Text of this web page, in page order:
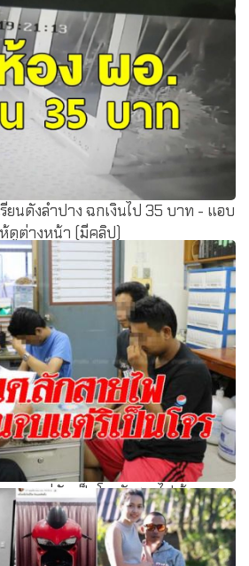
รียนดังลำปาง ฉกเงินไป 35 บาท - แอบ
ดูต่างหน้า (มีคลิป)
จบแต่ดันเป็นโจรลักสายไฟ อ้าง
อเงินแม่